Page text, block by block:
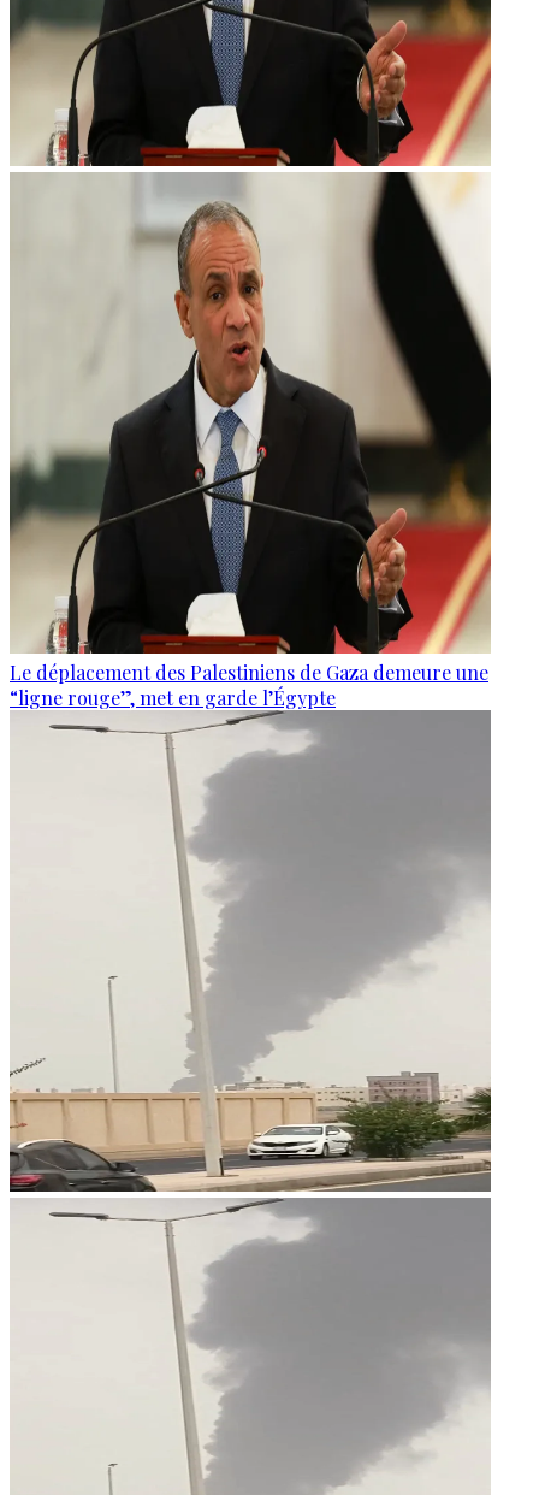
Le déplacement des Palestiniens de Gaza demeure une
“ligne rouge”, met en garde l’Égypte